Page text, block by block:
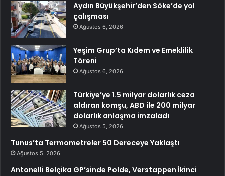
Aydın Büyükşehir’den Söke’de yol
çalışması
Ağustos 6, 2026
Yeşim Grup’ta Kıdem ve Emeklilik
Töreni
Ağustos 6, 2026
Türkiye’ye 1.5 milyar dolarlık ceza
aldıran komşu, ABD ile 200 milyar
dolarlık anlaşma imzaladı
Ağustos 5, 2026
Tunus’ta Termometreler 50 Dereceye Yaklaştı
Ağustos 5, 2026
Antonelli Belçika GP’sinde Polde, Verstappen İkinci